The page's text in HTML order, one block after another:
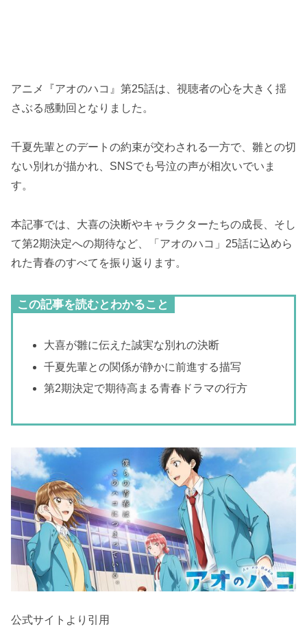
アニメ『アオのハコ』第25話は、視聴者の心を大きく揺
さぶる感動回となりました。
千夏先輩とのデートの約束が交わされる一方で、雛との切
ない別れが描かれ、SNSでも号泣の声が相次いでいま
す。
本記事では、大喜の決断やキャラクターたちの成長、そし
て第2期決定への期待など、「アオのハコ」25話に込めら
れた青春のすべてを振り返ります。
この記事を読むとわかること
大喜が雛に伝えた誠実な別れの決断
千夏先輩との関係が静かに前進する描写
第2期決定で期待高まる青春ドラマの行方
公式サイトより引用